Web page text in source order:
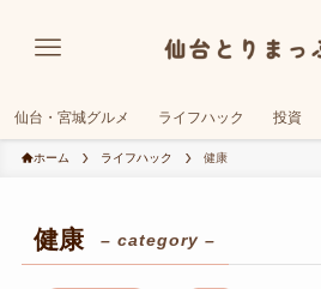
仙台・宮城グルメ ライフハック 投資
ホーム ライフハック 健康
健康 – category –